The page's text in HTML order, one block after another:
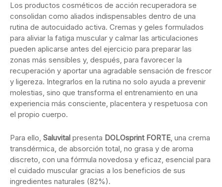
Los productos cosméticos de acción recuperadora se
consolidan como aliados indispensables dentro de una
rutina de autocuidado activa. Cremas y geles formulados
para aliviar la fatiga muscular y calmar las articulaciones
pueden aplicarse antes del ejercicio para preparar las
zonas más sensibles y, después, para favorecer la
recuperación y aportar una agradable sensación de frescor
y ligereza. Integrarlos en la rutina no solo ayuda a prevenir
molestias, sino que transforma el entrenamiento en una
experiencia más consciente, placentera y respetuosa con
el propio cuerpo.
Para ello, Saluvital presenta DOLOsprint FORTE, una crema
transdérmica, de absorción total, no grasa y de aroma
discreto, con una fórmula novedosa y eficaz, esencial para
el cuidado muscular gracias a los beneficios de sus
ingredientes naturales (82%).